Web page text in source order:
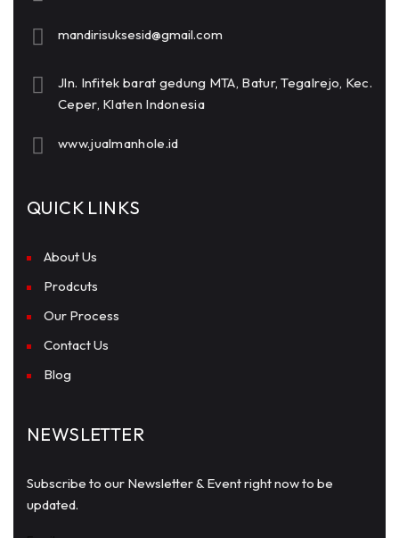
mandirisuksesid@gmail.com
Jln. Infitek barat gedung MTA, Batur, Tegalrejo, Kec.
Ceper, Klaten Indonesia
www.jualmanhole.id
QUICK LINKS
About Us
Prodcuts
Our Process
Contact Us
Blog
NEWSLETTER
Subscribe to our Newsletter & Event right now to be
updated.